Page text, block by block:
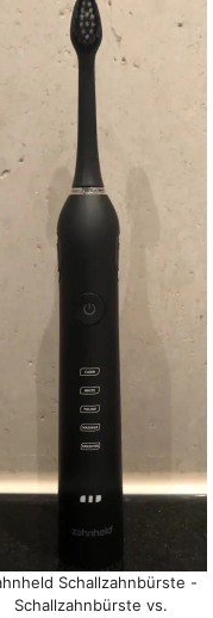
Schallzahnbürste -
Schallzahnbürste vs.